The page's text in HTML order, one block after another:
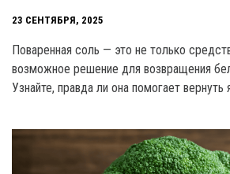
23 СЕНТЯБРЯ, 2025
Поваренная соль — это не только
возможное решение для возвращения
Узнайте, правда ли она помогает вернуть